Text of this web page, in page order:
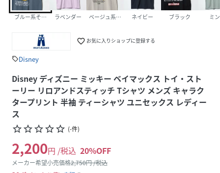
ブルー系その他 ラベンダー ベージュ系その他 ネイビー ブラック ミ
favorite_border お気に入りショップに登録する
sellDisney
Disney ディズニー ミッキー ベイマックス トイ・スト
ーリー リロアンドスティッチ Tシャツ メンズ キャラク
タープリント 半袖 ティーシャツ ユニセックス レディー
ス
star_borderstar_borderstar_borderstar_borderstar_border (-件)
2,200円 /税込 20%OFF
メーカー希望小売価格2,750円 /税込